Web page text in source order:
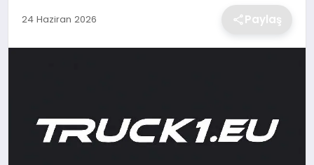
MAGAZİN
EĞİTİM
24 Haziran 2026 Paylaş